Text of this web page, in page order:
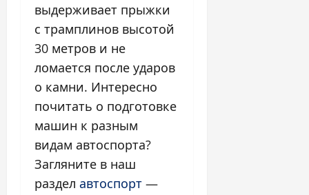
выдерживает прыжки
с трамплинов высотой
30 метров и не
ломается после ударов
о камни. Интересно
почитать о подготовке
машин к разным
видам автоспорта?
Загляните в наш
раздел автоспорт —